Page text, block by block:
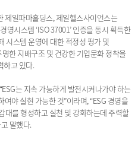
제일파마홀딩스, 제일헬스사이언스는
시스템 ‘ISO 37001’ 인증을 동시 획득한
시스템 운영에 대한 적정성 평가 및
한 지배구조 및 건강한 기업문화 정착을
하고 있다.
는 지속 가능하게 발전시켜나가야 하는
야 실현 가능한 것”이라며, “ESG 경영을
대를 형성하고 실천 및 강화하는데 주력할
말했다.